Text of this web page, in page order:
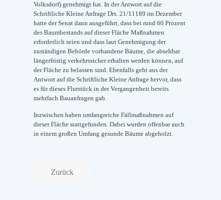
Volksdorf) genehmigt hat. In der Antwort auf die
Schriftliche Kleine Anfrage Drs. 21/11189 im Dezember
hatte der Senat dann ausgeführt, dass bei rund 60 Prozent
des Baumbestands auf dieser Fläche Maßnahmen
erforderlich seien und dass laut Genehmigung der
zuständigen Behörde vorhandene Bäume, die absehbar
längerfristig verkehrssicher erhalten werden können, auf
der Fläche zu belassen sind. Ebenfalls geht aus der
Antwort auf die Schriftliche Kleine Anfrage hervor, dass
es für dieses Flurstück in der Vergangenheit bereits
mehrfach Bauanfragen gab.
Inzwischen haben umfangreiche Fällmaßnahmen auf
dieser Fläche stattgefunden. Dabei wurden offenbar auch
in einem großen Umfang gesunde Bäume abgeholzt.
Zurück